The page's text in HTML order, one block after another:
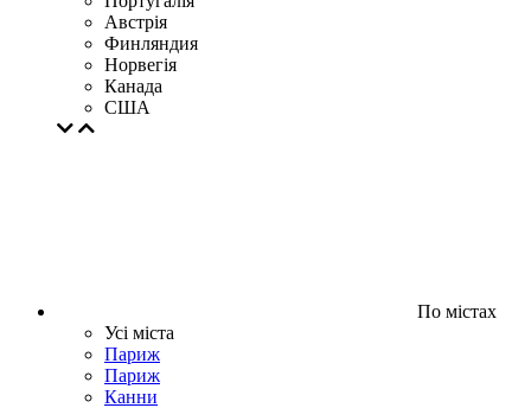
Австрія
Финляндия
Норвегія
Канада
США
По містах
Усі міста
Париж
Париж
Канни